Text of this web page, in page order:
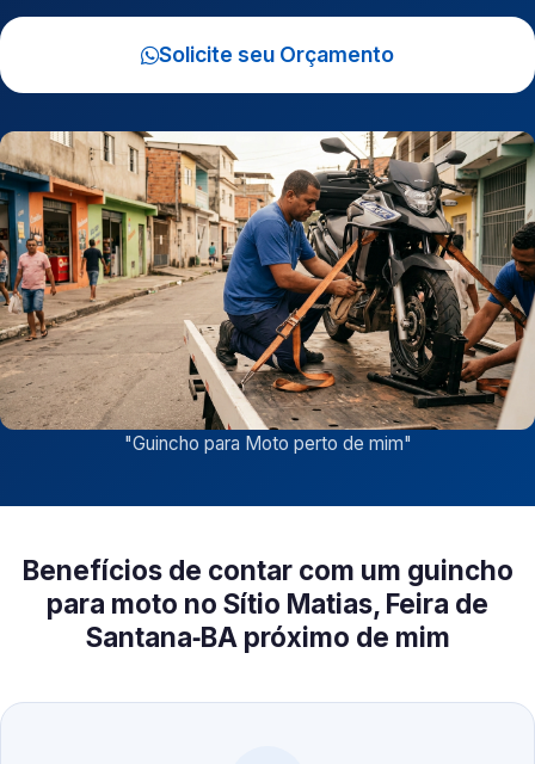
Solicite seu Orçamento
"Guincho para Moto perto de mim"
Benefícios de contar com um guincho
para moto no Sítio Matias, Feira de
Santana‑BA próximo de mim